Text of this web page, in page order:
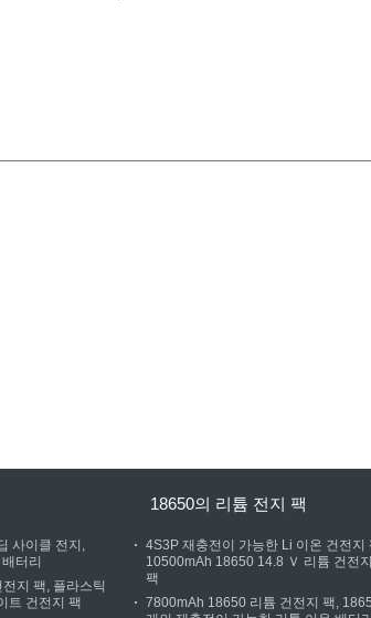
사이클 전지,
터리
지 팩, 플라스틱
트 건전지 팩
18650의 리튬 전지 팩
4S3P 재충전이 가능한 Li 이온 건전지
10500mAh 18650 14.8 Ｖ 리튬 건전
팩
7800mAh 18650 리튬 건전지 팩,